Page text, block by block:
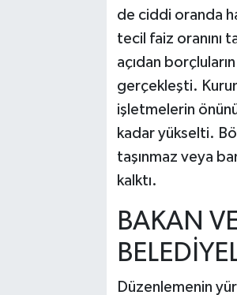
de ciddi oranda
tecil faiz oranını
açıdan
gerçekleşti.
işletmelerin
kadar yükselti.
taşınmaz veya
kalktı.
BAKAN
Düzenlemenin